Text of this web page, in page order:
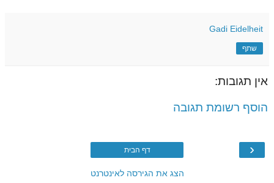
Gadi Eidelheit
שתף
אין תגובות:
הוסף רשומת תגובה
‹ דף הבית
הצג את הגירסה לאינטרנט